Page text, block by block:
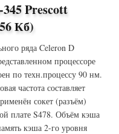
Prescott
Кб)
ряда Celeron D
процессоре
по техн.процессу 90 нм.
частота составляет
сокет (разъём)
плате S478. Объём кэша
кэша 2-го уровня